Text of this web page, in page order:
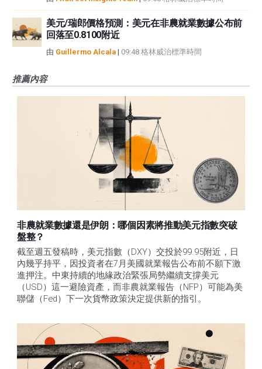
美元/瑞郎價格預測：美元在非農就業數據公布前
回落至0.8100附近
由 Guillermo Alcala | 09:48 格林威治標準時間
推薦內容
非農就業數據還是伊朗：哪個因素將推動美元指數突破
盤整？
截至週五發稿時，美元指數（DXY）交投於99.95附近，日
內幾乎持平，因投資者在7月美國就業報告公布前不願下激
進押注。中東持續的地緣政治緊張局勢繼續支撐美元
（USD）這一避險資產，而非農就業報告（NFP）可能為美
聯儲（Fed）下一次貨幣政策決定提供新的指引。